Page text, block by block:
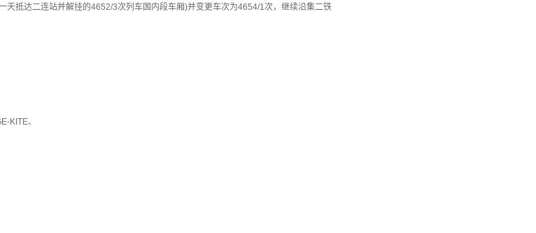
抵达二连站并解挂的4652/3次列车国内段车厢)并变更车次为4654/1次，继续沿集二铁
KITE、